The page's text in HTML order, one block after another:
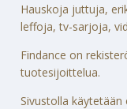
Hauskoja juttuja,
leffoja, tv-sarjoja,
Findance on
tuotesijoittelua.
Sivustolla